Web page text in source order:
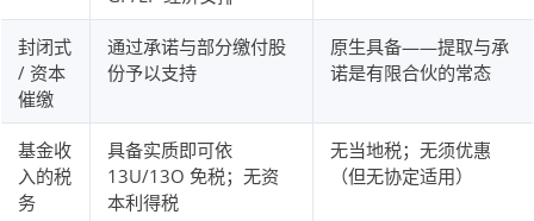
封闭式
/ 资本
催缴
通过承诺与部分缴付股
份予以支持
原生具备——提取与承
诺是有限合伙的常态
基金收
入的税
务
具备实质即可依
13U/13O 免税；无资
本利得税
无当地税；无须优惠
（但无协定适用）